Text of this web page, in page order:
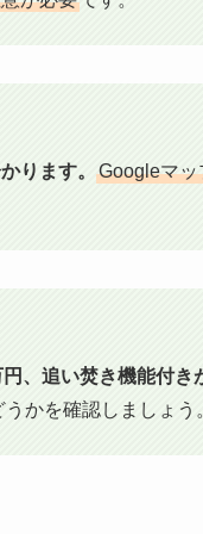
ります。
Googleマ
、追い焚き機能付き
かを確認しましょう